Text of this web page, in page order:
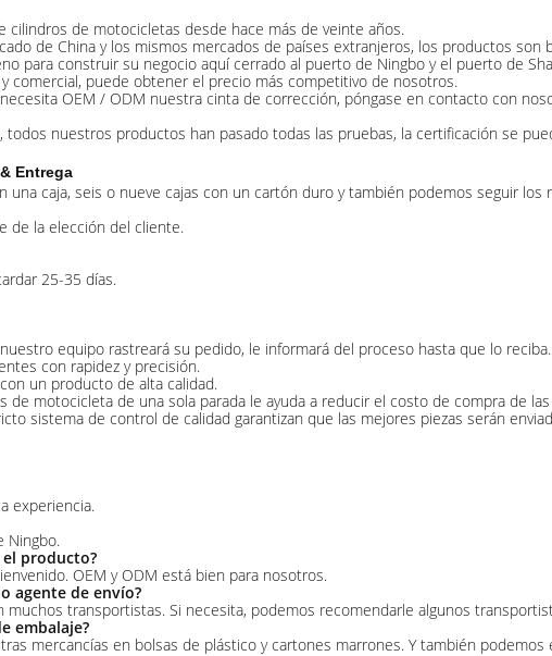
cilindros de motocicletas desde hace más de veinte años.
de China y los mismos mercados de países extranjeros, los productos son
para construir su negocio aquí cerrado al puerto de Ningbo y el puerto de
comercial, puede obtener el precio más competitivo de nosotros.
OEM / ODM nuestra cinta de corrección, póngase en contacto con
todos nuestros productos han pasado todas las pruebas, la certificación se
& Entrega
una caja, seis o nueve cajas con un cartón duro y también podemos seguir
de la elección del cliente.
25-35 días.
equipo rastreará su pedido, le informará del proceso hasta que lo reciba.
con rapidez y precisión.
un producto de alta calidad.
de motocicleta de una sola parada le ayuda a reducir el costo de compra de las
sistema de control de calidad garantizan que las mejores piezas serán
experiencia.
Ningbo.
producto?
OEM y ODM está bien para nosotros.
agente de envío?
muchos transportistas. Si necesita, podemos recomendarle algunos
embalaje?
mercancías en bolsas de plástico y cartones marrones. Y también